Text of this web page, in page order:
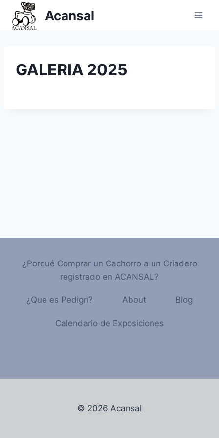
Saltar
contenido
Acansal
GALERIA 2025
¿Porqué Comprar un Cachorro a un Criadero
registrado en ACANSAL?
¿Que es Pedigrí? About Blog
Calendario de Exposiciones
© 2026 Acansal